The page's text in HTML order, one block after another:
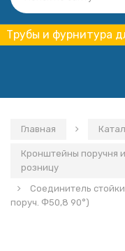
Трубы и фурнитура
Главная
Кронштейны поручня
розницу
Соединитель
поруч. Ф50,8 90°)